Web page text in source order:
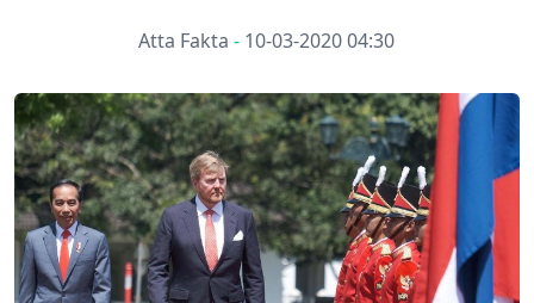
Atta Fakta - 10-03-2020 04:30